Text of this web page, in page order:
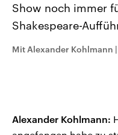
und Kandidaten der
Wahl.
Audio-Archiv
Show noch immer
Shakespeare-
Mit Alexander Kohlmann |
Alexander Kohlmann: